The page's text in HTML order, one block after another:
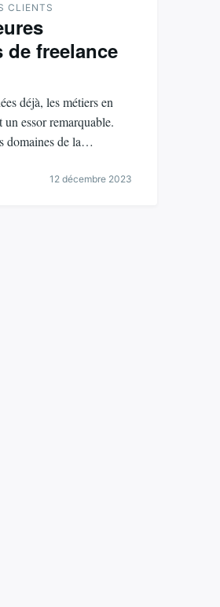
CLIENTS
de freelance
déjà, les métiers en
un essor remarquable.
domaines de la…
12 décembre 2023